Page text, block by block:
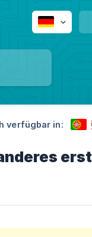
verfügbar in: